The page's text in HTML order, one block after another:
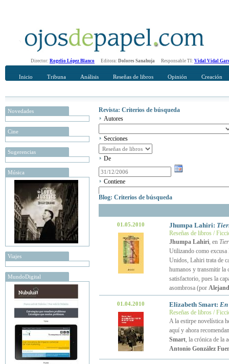
Director: Rogelio López Blanco Editora: Dolores Sanahuja Responsable TI: Vidal Vidal
Inicio Tribuna Análisis Reseñas de libros Opinión Creación
Novedades
Cine
Sugerencias
Música
Viajes
MundoDigital
Revista: Criterios de búsqueda
Autores
Secciones
De
Contiene
Blog: Criterios de búsqueda
01.05.2010 Jhumpa Lahiri:
Reseñas de libros /
Jhumpa Lahiri, en
Utilizando como excusa
Unidos, Lahiri trata de
humanos y transmitir la
satisfactorio, pues la
asombrosa (por
01.04.2010 Elizabeth Smart: En
Reseñas de libros /
A la estirpe novelística
aquí y ahora
Smart, la crónica de la
Antonio González